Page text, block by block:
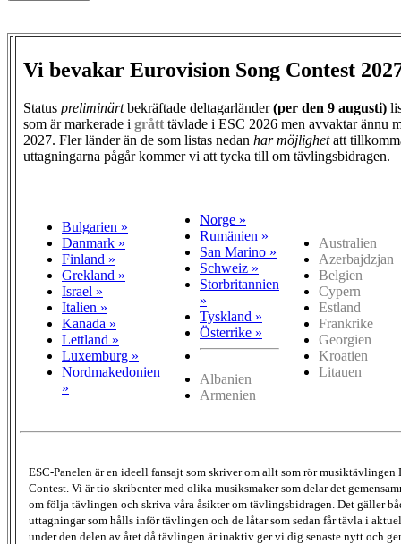
Vi bevakar Eurovision Song Contest
Status preliminärtbekräftade deltagarländer(per den 9 augusti)
som är markerade i grått tävlade i ESC 2026 men avvaktar ännu
2027. Fler länder än de som listas nedan har möjlighetatt
uttagningarna pågår kommer vi att tycka till om tävlingsbidragen.
Bulgarien »
Danmark »
Finland »
Grekland »
Israel »
Italien »
Kanada »
Lettland »
Luxemburg »
Nordmakedonien
»
Norge »
Rumänien »
San Marino »
Schweiz »
Storbritannien
»
Tyskland »
Österrike »
Albanien
Armenien
Australien
Azerbajdzjan
Belgien
Cypern
Estland
Frankrike
Georgien
Kroatien
Litauen
ESC-Panelen är en ideell fansajt som skriver om allt som rör musiktävlingen
Contest. Vi är tio skribenter med olika musiksmaker som delar det
om följa tävlingen och skriva våra åsikter om tävlingsbidragen. Det gäller
uttagningar som hålls inför tävlingen och de låtar som sedan får tävla i
under den delen av året då tävlingen är inaktiv ger vi dig senaste nytt och